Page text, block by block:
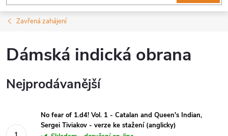
Zavřená zahájení
Dámská indická obrana
Nejprodávanější
No fear of 1.d4! Vol. 1 - Catalan and Queen's Indian,
Sergei Tiviakov - verze ke stažení (anglicky)